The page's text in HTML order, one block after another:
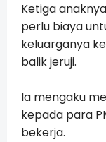
Ketiga
perlu biaya
keluarganya
balik jeruji.
Ia mengaku
kepada para
bekerja.